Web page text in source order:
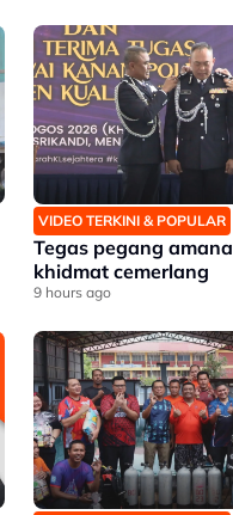
VIDEO TERKINI & POPULAR
Tegas pegang
khidmat cemerlang
9 hours ago